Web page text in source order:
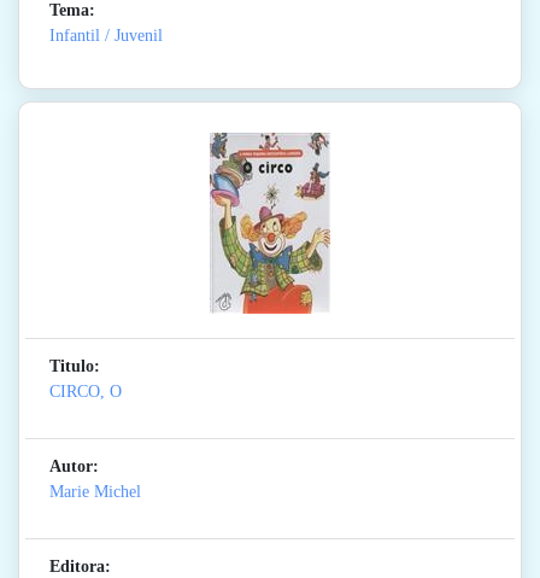
Tema:
Infantil / Juvenil
Titulo:
CIRCO, O
Autor:
Marie Michel
Editora: